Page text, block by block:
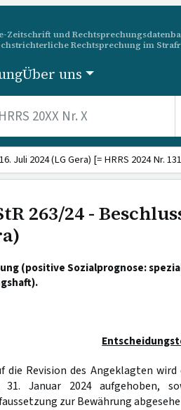
Zeitschrift und
Rechtsprechung im
Über uns
Juli 2024 (LG Gera) [= HRRS 2024 Nr.
263/24 -
(positive Sozialprognose:
die Revision des Angeklagten
31. Januar 2024 aufgehoben,
zur Bewährung